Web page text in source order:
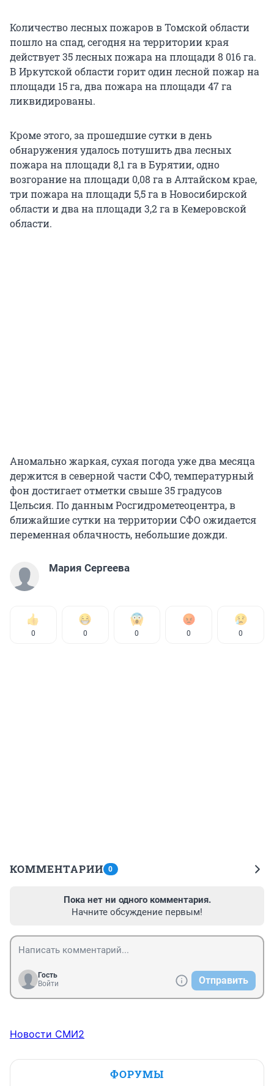
Количество лесных пожаров в Томской области
пошло на спад, сегодня на территории края
действует 35 лесных пожара на площади 8 016 га.
В Иркутской области горит один лесной пожар на
площади 15 га, два пожара на площади 47 га
ликвидированы.
Кроме этого, за прошедшие сутки в день
обнаружения удалось потушить два лесных
пожара на площади 8,1 га в Бурятии, одно
возгорание на площади 0,08 га в Алтайском крае,
три пожара на площади 5,5 га в Новосибирской
области и два на площади 3,2 га в Кемеровской
области.
Аномально жаркая, сухая погода уже два месяца
держится в северной части СФО, температурный
фон достигает отметки свыше 35 градусов
Цельсия. По данным Росгидрометеоцентра, в
ближайшие сутки на территории СФО ожидается
переменная облачность, небольшие дожди.
Мария Сергеева
0 0 0 0 0
КОММЕНТАРИИ 0
Пока нет ни одного комментария.
Начните обсуждение первым!
Гость
Войти
Отправить
Новости СМИ2
ФОРУМЫ